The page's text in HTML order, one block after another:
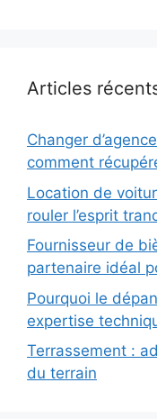
Articles
Changer
comment
Location de
rouler l’esprit
Fournisseur de
partenaire idéal
Pourquoi le
expertise
Terrassement :
du terrain